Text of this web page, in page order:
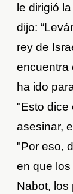
le dirigió
dijo:
rey de
encuentra
ha ido
"Esto dice
asesinar,
"Por eso,
en que
Nabot, los